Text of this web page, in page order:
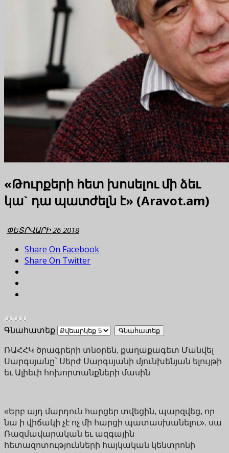
«Թուրքերի հետ խոսելու մի ձեւ
կա` դա պատժելն է» (Aravot.am)
ՓԵՏՐՎԱՐԻ 26 2018
Share On Facebook
Share On Twitter
Գնահատեք
ՌԱՀՀԿ ծրագրերի տնօրեն, քաղաքագետ Մանվել
Սարգսյանը` Սերժ Սարգսյանի մյունխենյան ելույթի
եւ Ալիեւի հոխորտանքների մասին
«Երբ այդ մարդուն հարցեր տվեցին, պարզվեց, որ
նա ի վիճակի չէ ոչ մի հարցի պատասխանելու». սա
Ռազմավարական եւ ազգային
հետազոտությունների հայկական կենտրոնի